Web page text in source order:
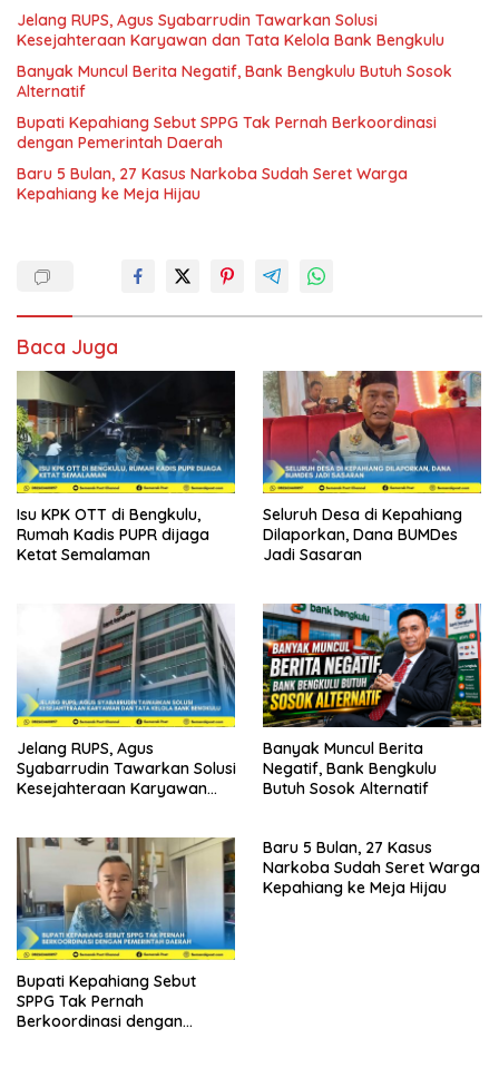
Jelang RUPS, Agus Syabarrudin Tawarkan Solusi
Kesejahteraan Karyawan dan Tata Kelola Bank Bengkulu
Banyak Muncul Berita Negatif, Bank Bengkulu Butuh Sosok
Alternatif
Bupati Kepahiang Sebut SPPG Tak Pernah Berkoordinasi
dengan Pemerintah Daerah
Baru 5 Bulan, 27 Kasus Narkoba Sudah Seret Warga
Kepahiang ke Meja Hijau
Baca Juga
Isu KPK OTT di Bengkulu,
Rumah Kadis PUPR dijaga
Ketat Semalaman
Seluruh Desa di Kepahiang
Dilaporkan, Dana BUMDes
Jadi Sasaran
Jelang RUPS, Agus
Syabarrudin Tawarkan Solusi
Kesejahteraan Karyawan
Banyak Muncul Berita
Negatif, Bank Bengkulu
Butuh Sosok Alternatif
Bupati Kepahiang Sebut
SPPG Tak Pernah
Berkoordinasi dengan
Baru 5 Bulan, 27 Kasus
Narkoba Sudah Seret Warga
Kepahiang ke Meja Hijau